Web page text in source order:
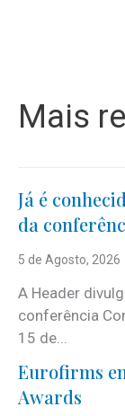
Mais
Já é
da
5 de Agosto, 2026
A Header
conferência
15 de...
Eurofirms
Awards